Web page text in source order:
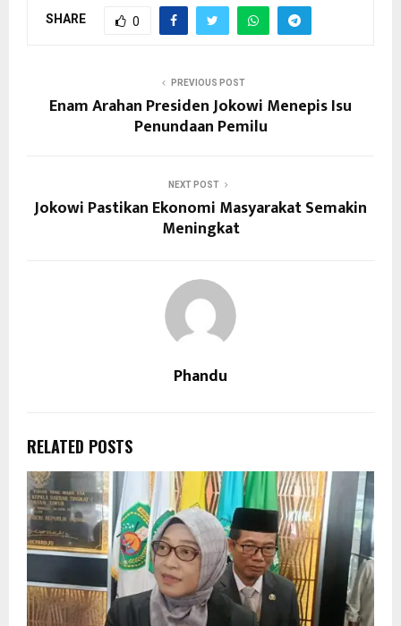
SHARE 0
PREVIOUS POST
Enam Arahan Presiden Jokowi Menepis Isu
Penundaan Pemilu
NEXT POST
Jokowi Pastikan Ekonomi Masyarakat Semakin
Meningkat
Phandu
RELATED POSTS